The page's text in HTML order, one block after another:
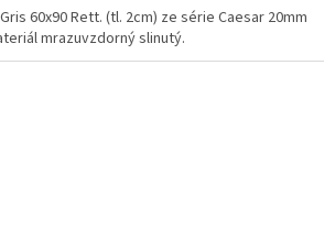
60x90 Rett. (tl. 2cm) ze série Caesar 20mm
mrazuvzdorný slinutý.